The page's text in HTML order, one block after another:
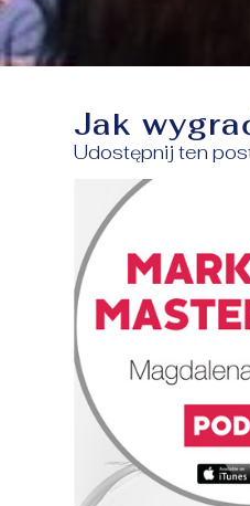
Jak
Udostępnij ten